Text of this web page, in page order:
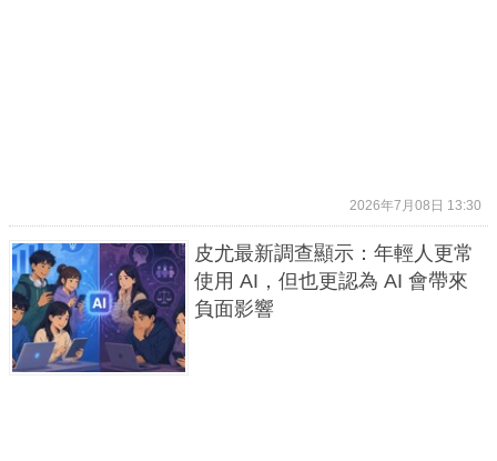
2026年7月08日 13:30
皮尤最新調查顯示：年輕人更常
使用 AI，但也更認為 AI 會帶來
負面影響